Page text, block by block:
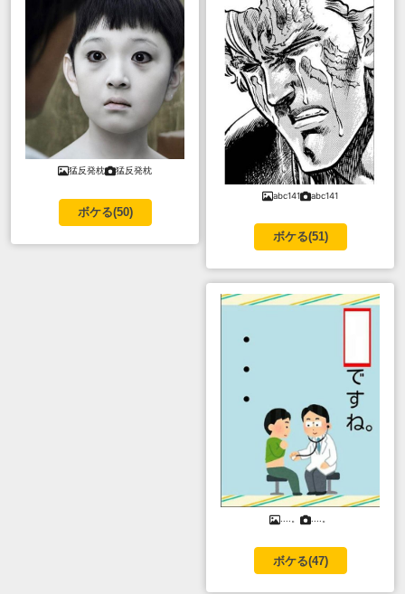
猛反発枕 猛反発枕
ボケる(50)
abc141 abc141
ボケる(51)
....。 ....。
ボケる(47)